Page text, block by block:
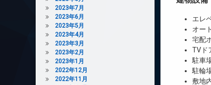
エレ
オー
宅配
TVド
駐車
駐輪
敷地
2023年7月
2023年6月
2023年5月
2023年4月
2023年3月
2023年2月
2023年1月
2022年12月
2022年11月